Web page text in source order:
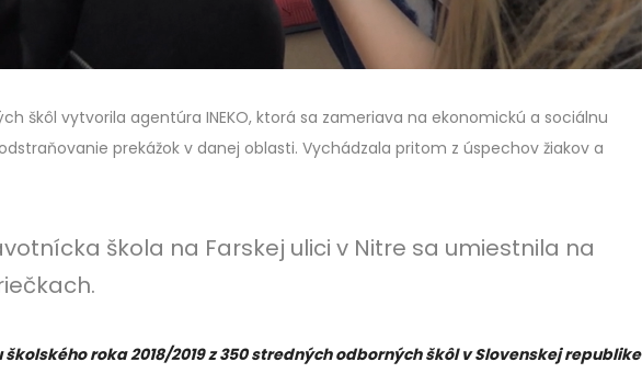
škôl vytvorila agentúra INEKO, ktorá sa zameriava na ekonomickú a sociálnu
prekážok v danej oblasti. Vychádzala pritom z úspechov žiakov a
škola na Farskej ulici v Nitre sa umiestnila na
roka 2018/2019 z 350 stredných odborných škôl v Slovenskej republike